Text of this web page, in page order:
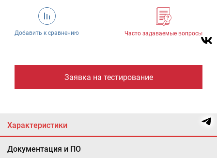
Добавить к сравнению Часто задаваемые вопросы
Заявка на тестирование
Характеристики
Документация и ПО